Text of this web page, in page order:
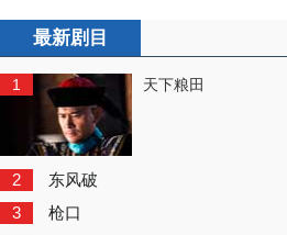
最新剧目
1 天下粮田
2 东风破
3 枪口